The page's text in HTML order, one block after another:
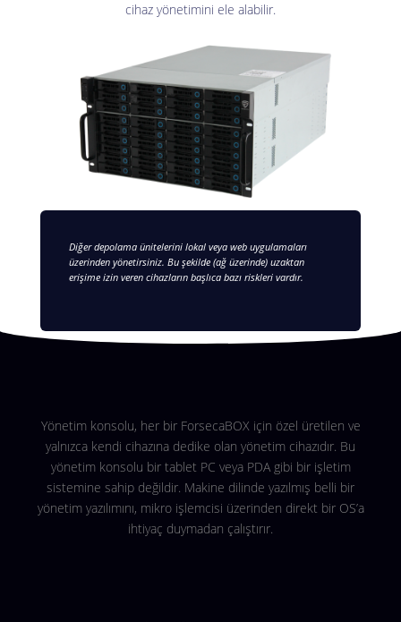
Diğer depolama ünitelerini lokal veya web uygulamaları
üzerinden yönetirsiniz. Bu şekilde (ağ üzerinde) uzaktan
erişime izin veren cihazların başlıca bazı riskleri vardır.
cihaz yönetimini ele alabilir.
Yönetim konsolu, her bir ForsecaBOX için özel üretilen ve
yalnızca kendi cihazına dedike olan yönetim cihazıdır. Bu
yönetim konsolu bir tablet PC veya PDA gibi bir işletim
sistemine sahip değildir. Makine dilinde yazılmış belli bir
yönetim yazılımını, mikro işlemcisi üzerinden direkt bir OS’a
ihtiyaç duymadan çalıştırır.